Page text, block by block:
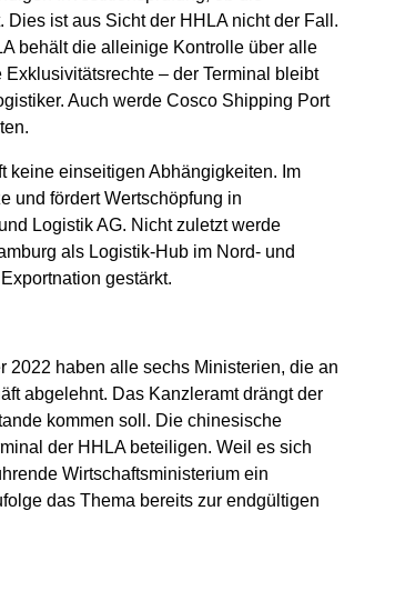
ist aus Sicht der HHLA nicht der Fall.
behält die alleinige Kontrolle über alle
– der Terminal bleibt
Auch werde Cosco Shipping Port
keine einseitigen Abhängigkeiten. Im
und fördert Wertschöpfung in
Logistik AG. Nicht zuletzt werde
als Logistik-Hub im Nord- und
gestärkt.
2022 haben alle sechs Ministerien, die an
abgelehnt. Das Kanzleramt drängt der
kommen soll. Die chinesische
der HHLA beteiligen. Weil es sich
Wirtschaftsministerium ein
das Thema bereits zur endgültigen